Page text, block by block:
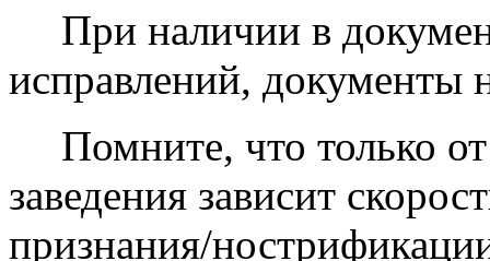
При наличии в
исправлений, документы
Помните, что только
заведения зависит
признания/